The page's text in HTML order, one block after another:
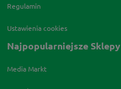
Regulamin
Ustawienia cookies
Najpopularniejsze Sklepy
Media Markt